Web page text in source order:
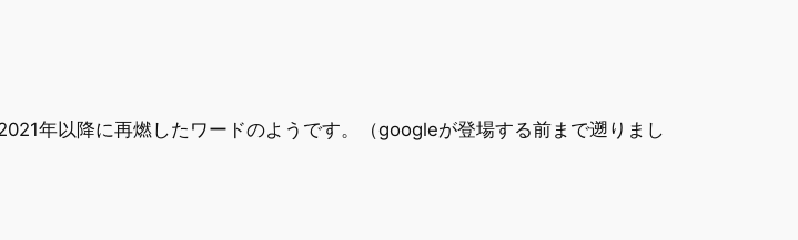
年以降に再燃したワードのようです。（googleが登場する前まで遡りまし